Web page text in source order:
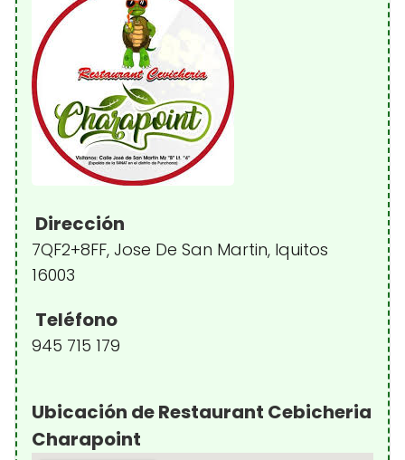
Dirección
7QF2+8FF, Jose De San Martin, Iquitos
16003
Teléfono
945 715 179
Ubicación de Restaurant Cebicheria
Charapoint